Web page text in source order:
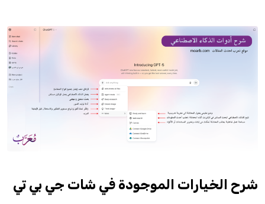
شرح الخيارات الموجودة في شات جي بي تي